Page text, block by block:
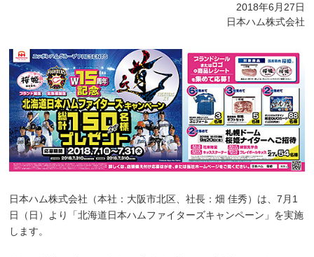
2018年6月27日
日本ハム株式会社
日本ハム株式会社（本社：大阪市北区、社長：畑 佳秀）は、7月1
日（日）より「北海道日本ハムファイターズキャンペーン」を実施
します。